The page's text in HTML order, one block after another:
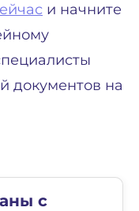
и начните
документов на
с